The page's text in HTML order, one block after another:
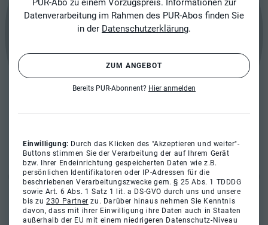
PUR-Abo zu einem Vorzugspreis. Informationen zur
Datenverarbeitung im Rahmen des PUR-Abos finden Sie
in der Datenschutzerklärung.
ZUM ANGEBOT
Bereits PUR-Abonnent? Hier anmelden
Einwilligung: Durch das Klicken des "Akzeptieren und weiter"-
Buttons stimmen Sie der Verarbeitung der auf Ihrem Gerät
bzw. Ihrer Endeinrichtung gespeicherten Daten wie z.B.
persönlichen Identifikatoren oder IP-Adressen für die
beschriebenen Verarbeitungszwecke gem. § 25 Abs. 1 TDDDG
sowie Art. 6 Abs. 1 Satz 1 lit. a DS-GVO durch uns und unsere
bis zu230 Partner zu. Darüber hinaus nehmen Sie Kenntnis
davon, dass mit ihrer Einwilligung ihre Daten auch in Staaten
außerhalb der EU mit einem niedrigeren Datenschutz-Niveau